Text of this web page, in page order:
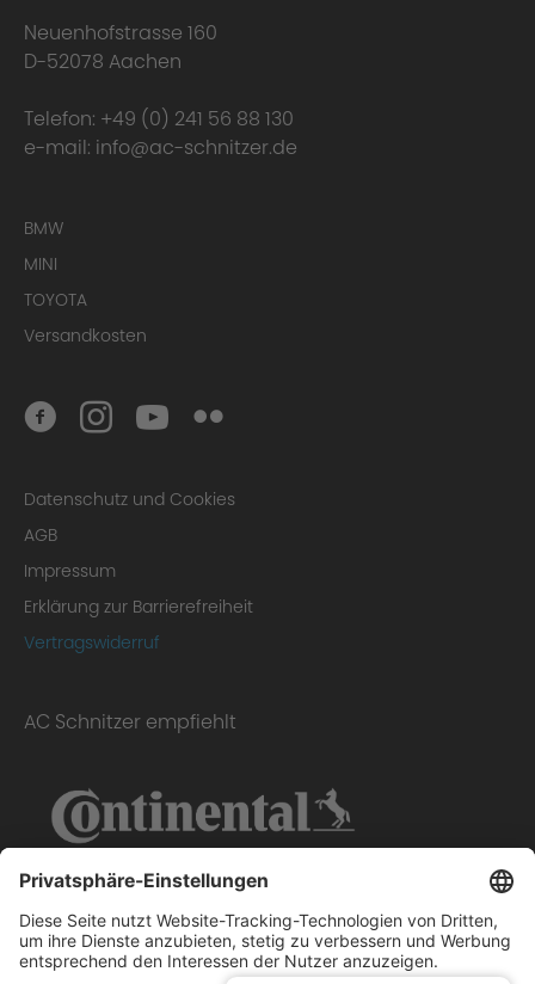
the complete Warranty Conditions.
Scope of delivery:
Neuenhofstrasse 160
D-52078 Aachen
Telefon: +49 (0) 241 56 88 130
e-mail: info@ac-schnitzer.de
BMW
MINI
TOYOTA
Versandkosten
Datenschutz und Cookies
AGB
Impressum
Erklärung zur Barrierefreiheit
Vertragswiderruf
AC Schnitzer empfiehlt